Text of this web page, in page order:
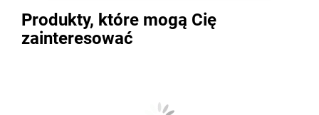
Produkty, które mogą Cię
zainteresować